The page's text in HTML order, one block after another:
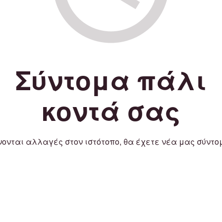
Σύντομα πάλι
κοντά σας
αλλαγές στον ιστότοπο, θα έχετε νέα μας